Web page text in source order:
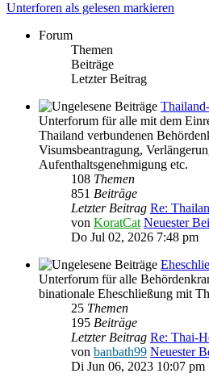
Unterforen als gelesen markieren
Forum
Themen
Beiträge
Letzter Beitrag
Unterforum für alle mit dem
Thailand verbundenen
Visumsbeantragung,
Aufenthaltsgenehmigung etc.
108 Themen
851 Beiträge
Letzter Beitrag Re:
von KoratCat Neuester
Do Jul 02, 2026 7:48 pm
Unterforum für alle
binationale Eheschließung mit
25 Themen
195 Beiträge
Letzter Beitrag Re: Thai-
von banbath99 Neuester
Di Jun 06, 2023 10:07 pm